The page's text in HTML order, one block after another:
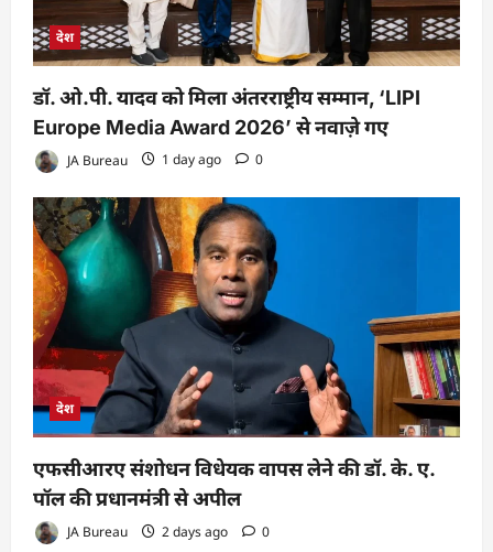
देश
डॉ. ओ.पी. यादव को मिला अंतरराष्ट्रीय सम्मान, ‘LIPI
Europe Media Award 2026’ से नवाज़े गए
JA Bureau 1 day ago 0
देश
एफसीआरए संशोधन विधेयक वापस लेने की डॉ. के. ए.
पॉल की प्रधानमंत्री से अपील
JA Bureau 2 days ago 0